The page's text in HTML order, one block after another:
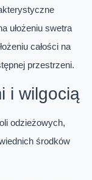
ułożeniu swetra
całości na
przestrzeni.
i wilgocią
odzieżowych,
środków